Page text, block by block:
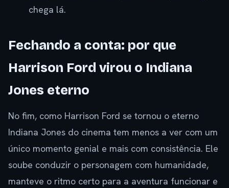
chega lá.
Fechando a conta: por que
Harrison Ford virou o Indiana
Jones eterno
No fim, como Harrison Ford se tornou o eterno
Indiana Jones do cinema tem menos a ver com um
único momento genial e mais com consistência. Ele
soube conduzir o personagem com humanidade,
manteve o ritmo certo para a aventura funcionar e